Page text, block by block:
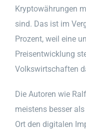
Kryptowährungen
sind. Das ist im
Prozent, weil eine
Preisentwicklung
Volkswirtschaften
Die Autoren wie
meistens besser
Ort den digitalen